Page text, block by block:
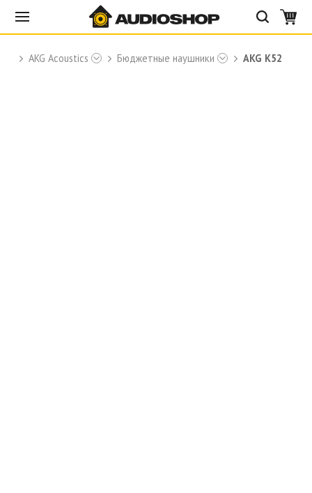
AKG Acoustics Бюджетные наушники AKG K52